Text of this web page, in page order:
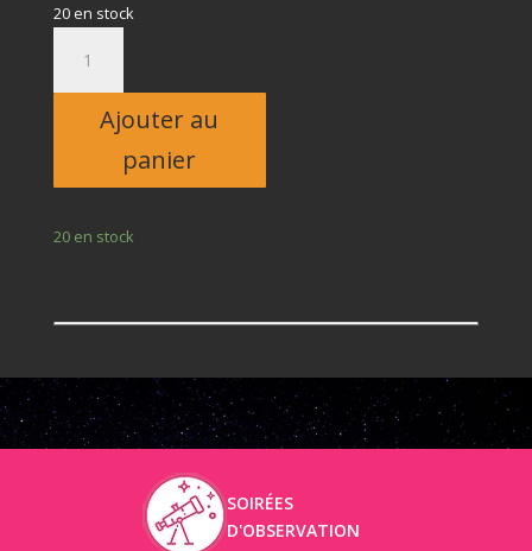
20 en stock
Enfant
Ajouter au
panier
20 en stock
SOIRÉES
D'OBSERVATION